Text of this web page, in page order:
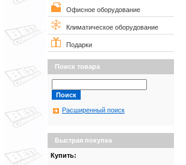
Офисное оборудование
Климатическое оборудование
Подарки
Поиск товара
Расширенный поиск
Быстрая покупка
Купить: